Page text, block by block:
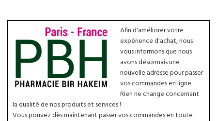
Afin d'améliorer votre
expérience d'achat, nous
vous informons que nous
avons désormais une
nouvelle adresse pour passer
vos commandes en ligne.
Rien ne change concernant
la qualité de nos produits et services !
Vous pouvez dès maintenant passer vos commandes en toute